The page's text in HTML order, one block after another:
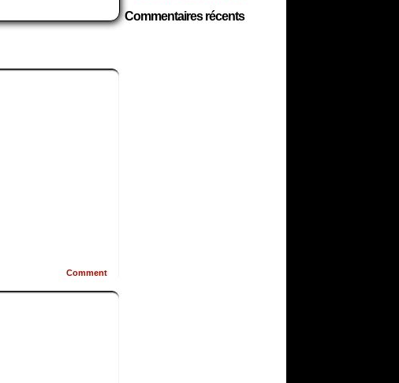
Comment
Commentaires récents